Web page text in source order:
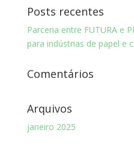
Posts recentes
Parceria entre FUTURA e
para indústrias de papel e
Comentários
Arquivos
janeiro 2025